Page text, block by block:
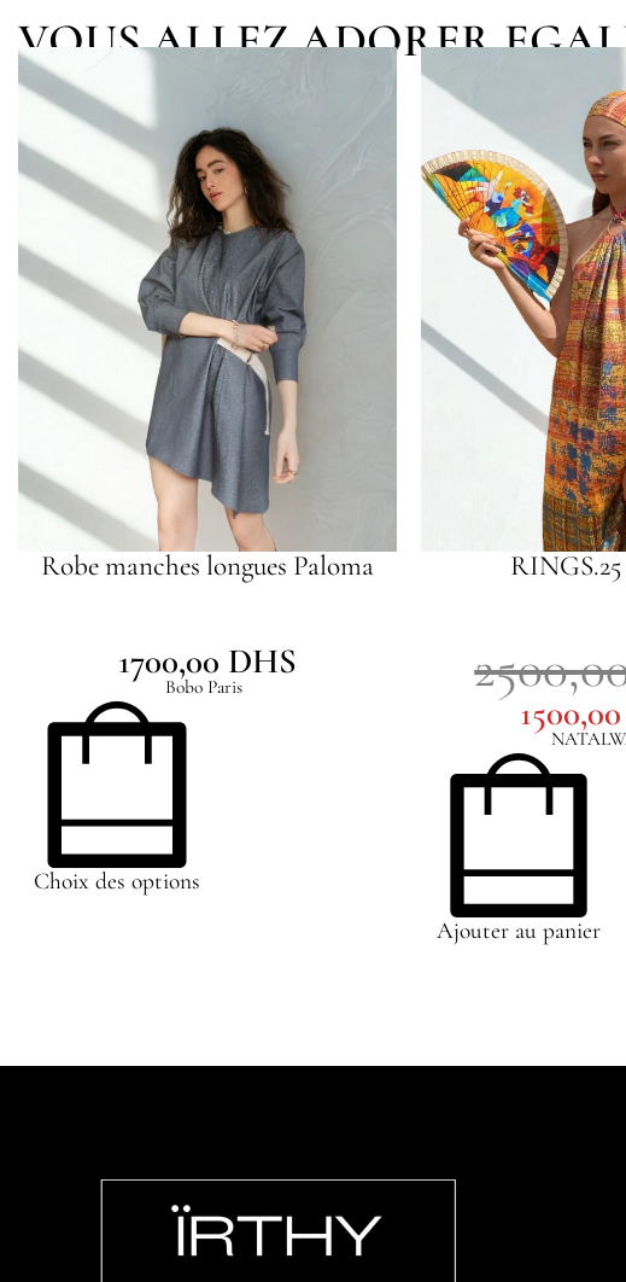
VOUS ALLEZ ADORER
Robe manches longues Paloma
Bobo Paris
1700,00 DHS
Choix des options
1500,00
Ajouter au panier